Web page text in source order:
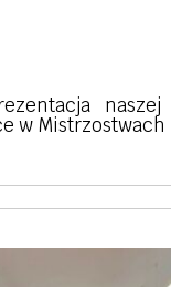
naszej
w Mistrzostwach